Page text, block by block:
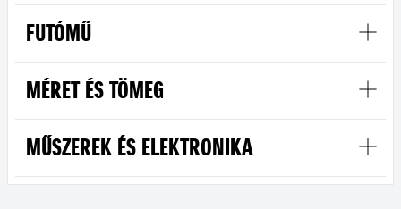
FUTÓMŰ
MÉRET ÉS TÖMEG
MŰSZEREK ÉS ELEKTRONIKA